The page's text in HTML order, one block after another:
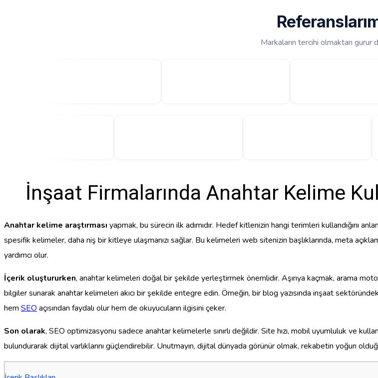
Markaların tercihi olmaktan gurur
İnşaat Firmalarında Anahtar Kelime
Anahtar kelime araştırması yapmak, bu sürecin ilk adımıdır. Hedef kitlenizin hangi terimleri kullandığını
spesifik kelimeler, daha niş bir kitleye ulaşmanızı sağlar. Bu kelimeleri web sitenizin başlıklarında, meta
yardımcı olur.
İçerik oluştururken, anahtar kelimeleri doğal bir şekilde yerleştirmek önemlidir. Aşırıya kaçmak, arama
bilgiler sunarak anahtar kelimeleri akıcı bir şekilde entegre edin. Örneğin, bir blog yazısında inşaat
hem SEO açısından faydalı olur hem de okuyucuların ilgisini çeker.
Son olarak, SEO optimizasyonu sadece anahtar kelimelerle sınırlı değildir. Site hızı, mobil uyumluluk ve
bulundurarak dijital varlıklarını güçlendirebilir. Unutmayın, dijital dünyada görünür olmak, rekabetin yoğun